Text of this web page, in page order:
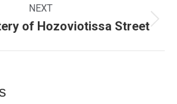
NEXT
Next
of Hozoviotissa Street